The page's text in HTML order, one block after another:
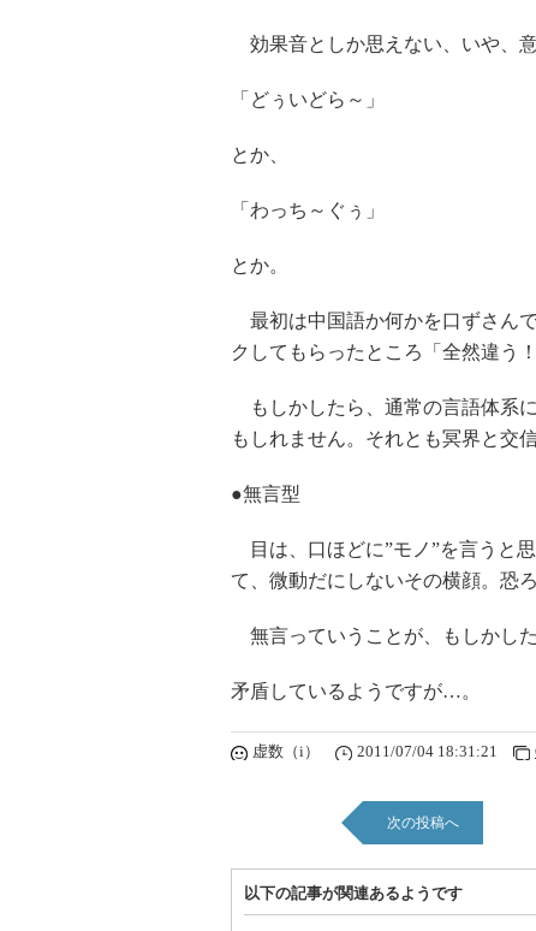
効果音としか思えない、いや、
「どぅいどら～」
とか、
「わっち～ぐぅ」
とか。
最初は中国語か何かを口ずさん
クしてもらったところ「全然違う
もしかしたら、通常の言語体系
もしれません。それとも冥界と交
●無言型
目は、口ほどに”モノ”を言うと
て、微動だにしないその横顔。恐
無言っていうことが、もしかし
矛盾しているようですが…。
虚数（i） 2011/07/04 18:31:21
次の投稿へ
以下の記事が関連あるようです